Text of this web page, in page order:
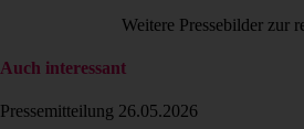
Weitere Pressebilder zur
Auch interessant
Pressemitteilung 26.05.2026